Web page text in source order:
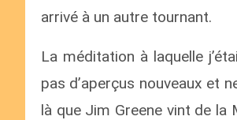
arrivé à un autre tournant.
La méditation à laquelle
pas d’aperçus nouveaux et
là que Jim Greene vint de la